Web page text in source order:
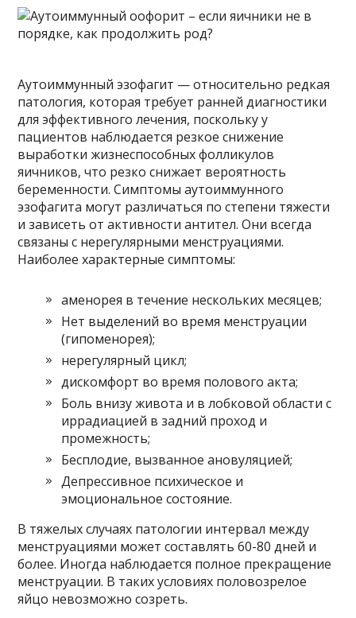
Аутоиммунный эзофагит — относительно редкая
патология, которая требует ранней диагностики
для эффективного лечения, поскольку у
пациентов наблюдается резкое снижение
выработки жизнеспособных фолликулов
яичников, что резко снижает вероятность
беременности. Симптомы аутоиммунного
эзофагита могут различаться по степени тяжести
и зависеть от активности антител. Они всегда
связаны с нерегулярными менструациями.
Наиболее характерные симптомы:
аменорея в течение нескольких месяцев;
Нет выделений во время менструации
(гипоменорея);
нерегулярный цикл;
дискомфорт во время полового акта;
Боль внизу живота и в лобковой области с
иррадиацией в задний проход и
промежность;
Бесплодие, вызванное ановуляцией;
Депрессивное психическое и
эмоциональное состояние.
В тяжелых случаях патологии интервал между
менструациями может составлять 60-80 дней и
более. Иногда наблюдается полное прекращение
менструации. В таких условиях половозрелое
яйцо невозможно созреть.